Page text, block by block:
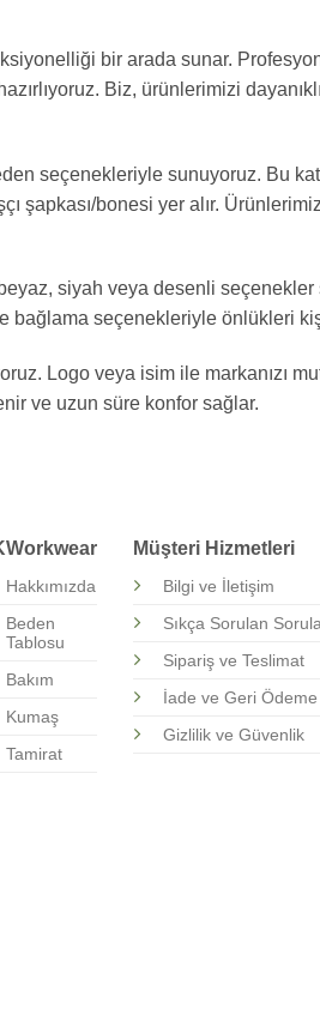
bir arada sunar.
Biz, ürünlerimizi
seçenekleriyle sunuyoruz. Bu
şapkası/bonesi yer alır.
siyah veya desenli
bağlama seçenekleriyle önlükleri
Logo veya isim ile markanızı
ve uzun süre konfor sağlar.
Hakkımızda
Beden
Tablosu
Bakım
Kumaş
Tamirat
Müşteri Hizmetleri
Bilgi ve İletişim
Sıkça Sorulan
Sipariş ve Teslimat
İade ve Geri Ödeme
Gizlilik ve Güvenlik